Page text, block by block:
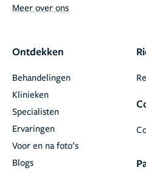
Meer over ons
Ontdekken
Behandelingen
Klinieken
Specialisten
Ervaringen
Voor en na foto’s
Blogs